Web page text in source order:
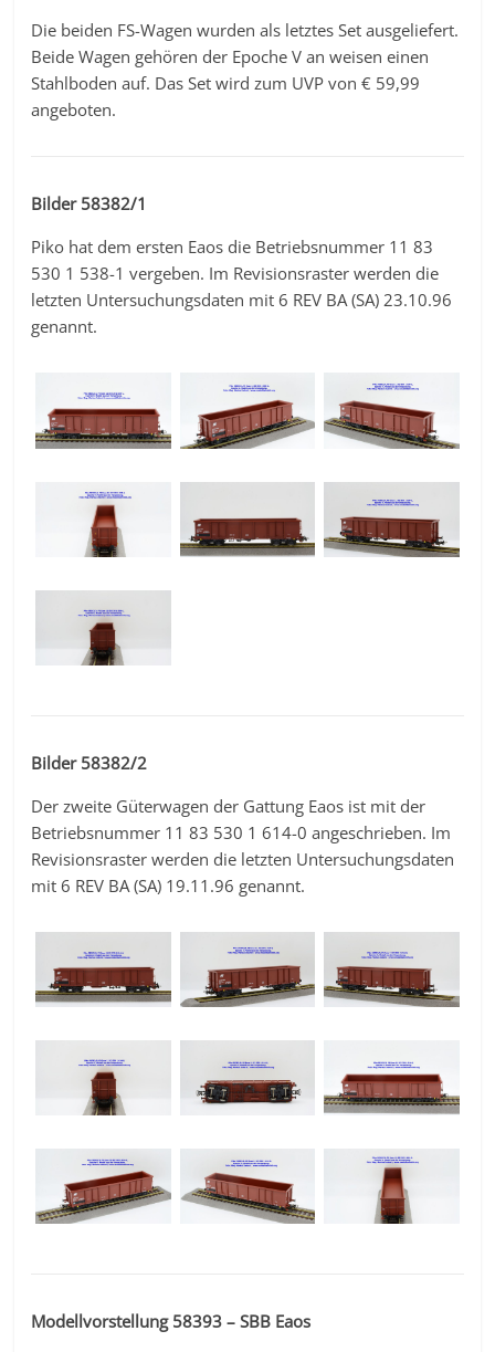
Die beiden FS-Wagen wurden als letztes Set ausgeliefert.
Beide Wagen gehören der Epoche V an weisen einen
Stahlboden auf. Das Set wird zum UVP von € 59,99
angeboten.
Bilder 58382/1
Piko hat dem ersten Eaos die Betriebsnummer 11 83
530 1 538-1 vergeben. Im Revisionsraster werden die
letzten Untersuchungsdaten mit 6 REV BA (SA) 23.10.96
genannt.
Bilder 58382/2
Der zweite Güterwagen der Gattung Eaos ist mit der
Betriebsnummer 11 83 530 1 614-0 angeschrieben. Im
Revisionsraster werden die letzten Untersuchungsdaten
mit 6 REV BA (SA) 19.11.96 genannt.
Modellvorstellung 58393 – SBB Eaos